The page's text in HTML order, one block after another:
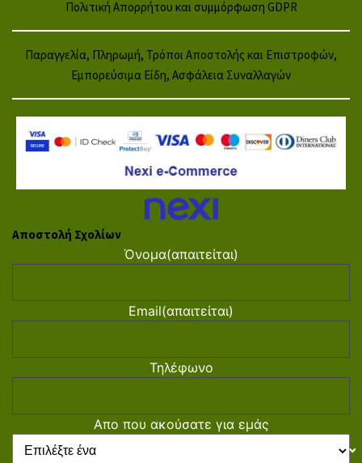
Πολιτική Απορρήτου και συμμόρφωση GDPR
Παραγγελία, Πληρωμή, Τρόποι Αποστολής και Επιστροφών,
Εμπορεύσιμα Είδη, Ασφάλεια Συναλλαγών
Αποστολή Σχολίων
Όνομα(απαιτείται)
Email(απαιτείται)
Τηλέφωνο
Απο που ακούσατε για εμάς